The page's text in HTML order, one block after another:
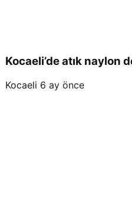
Kocaeli’de atık naylon
Kocaeli 6 ay önce